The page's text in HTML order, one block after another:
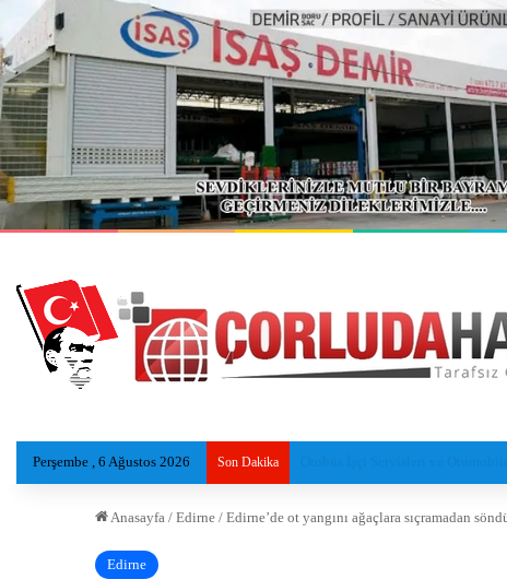
Perşembe , 6 Ağustos 2026 Son Dakika
Anasayfa / Edirne / Edirne’de ot yangını ağaçlara sıçramadan
Edirne